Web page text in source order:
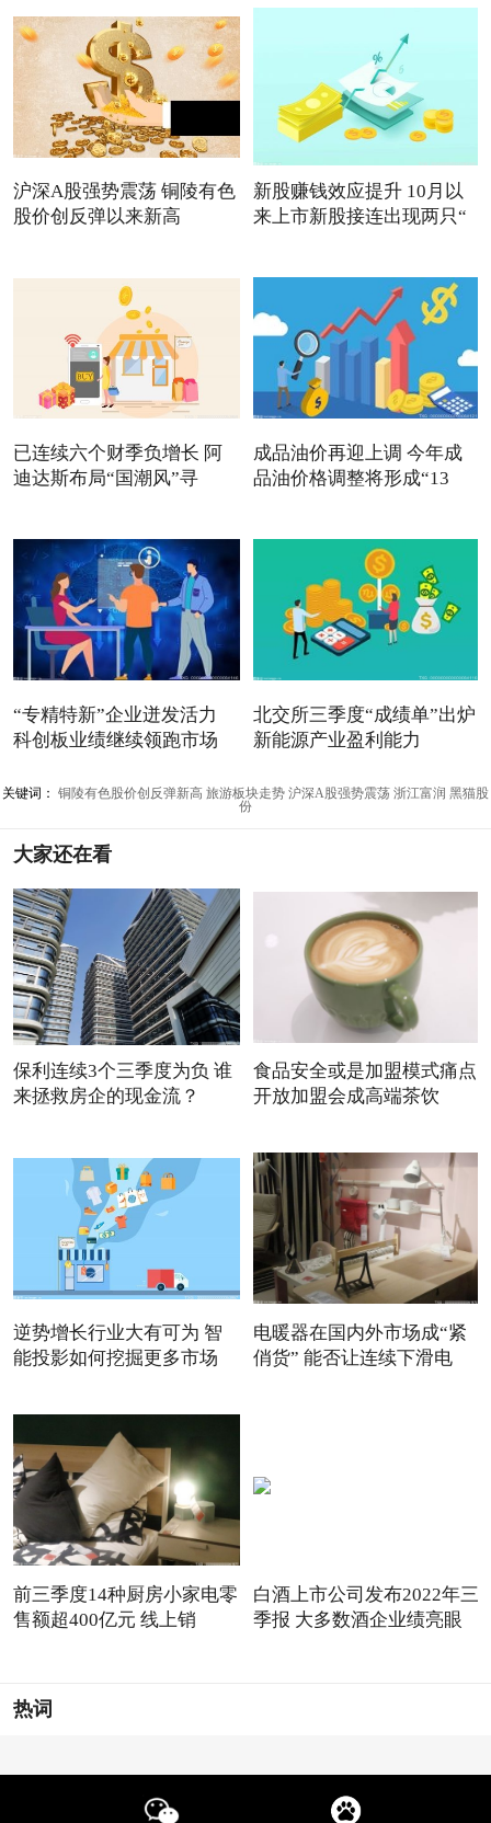
沪深A股强势震荡 铜陵有色
股价创反弹以来新高
新股赚钱效应提升 10月以
来上市新股接连出现两只“
已连续六个财季负增长 阿
迪达斯布局“国潮风”寻
成品油价再迎上调 今年成
品油价格调整将形成“13
“专精特新”企业迸发活力
科创板业绩继续领跑市场
北交所三季度“成绩单”出炉
新能源产业盈利能力
关键词： 铜陵有色股价创反弹新高 旅游板块走势 沪深A股强势震荡 浙江富润 黑猫股
份
大家还在看
保利连续3个三季度为负 谁
来拯救房企的现金流？
食品安全或是加盟模式痛点
开放加盟会成高端茶饮
逆势增长行业大有可为 智
能投影如何挖掘更多市场
电暖器在国内外市场成“紧
俏货” 能否让连续下滑电
前三季度14种厨房小家电零
售额超400亿元 线上销
白酒上市公司发布2022年三
季报 大多数酒企业绩亮眼
热词